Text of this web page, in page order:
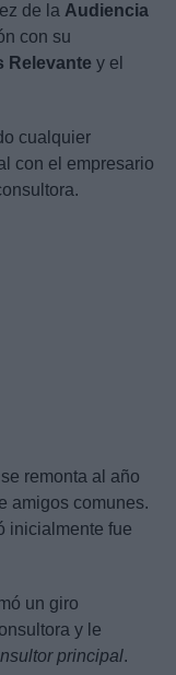
de la Audiencia
con su
Relevante y el
cualquier
con el empresario
remonta al año
amigos comunes.
inicialmente fue
un giro
y le
principal.